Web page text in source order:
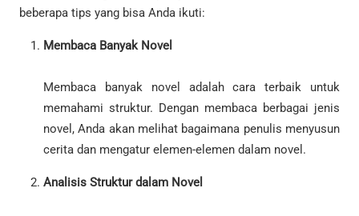
beberapa tips yang bisa Anda ikuti:
Membaca Banyak Novel
Membaca banyak novel adalah cara terbaik untuk
memahami struktur. Dengan membaca berbagai jenis
novel, Anda akan melihat bagaimana penulis menyusun
cerita dan mengatur elemen-elemen dalam novel.
Analisis Struktur dalam Novel